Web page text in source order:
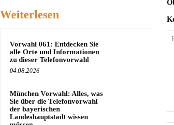
Weiterlesen
Vorwahl 061: Entdecken Sie
alle Orte und Informationen
zu dieser Telefonvorwahl
04.08.2026
München Vorwahl: Alles, was
Sie über die Telefonvorwahl
der bayerischen
Landeshauptstadt wissen